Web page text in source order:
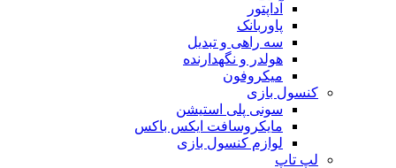
آداپتور
پاوربانک
سه راهی و تبدیل
هولدر و نگهدارنده
میکروفون
کنسول بازی
سونی پلی استیشن
مایکروسافت ایکس باکس
لوازم کنسول بازی
لپ تاپ